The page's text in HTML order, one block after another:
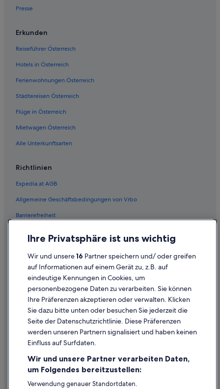
Presse
Erkunden
Reiseführer Österreich
Hotels in Österreich
Ferienwohnungen Österreich
Städtereisen Österreich
Flüge in Österreich
Mietwagen Österreich
Alle Unterkunftsarten
Richtlinien
Expedia.at AGB
Allgemeine Geschäftsbedingungen von Vrbo
Barrierefreiheit
Cookie-Erklärung
Rechtliche Hinweise/Kontakt
Inhaltsrichtlinien und Melden von Inhalten
Hilfe
Hilfe
Rückerstattungsprozess und Zeitrahmen
Buchen Sie einen Flug mit einer Gutschrift bei der Fluggesellschaft
Ihre Privatsphäre ist uns wichtig
Wir und unsere16 Partner speichern und/ oder greifen
auf Informationen auf einem Gerät zu, z.B. auf
eindeutige Kennungen in Cookies, um
personenbezogene Daten zu verarbeiten. Sie können
Ihre Präferenzen akzeptieren oder verwalten. Klicken
Sie dazu bitte unten oder besuchen Sie jederzeit die
Seite der Datenschutzrichtlinie. Diese Präferenzen
werden unseren Partnern signalisiert und haben keinen
Einfluss auf Surfdaten.
Wir und unsere Partner verarbeiten Daten,
um Folgendes bereitzustellen:
Verwendung genauer Standortdaten.